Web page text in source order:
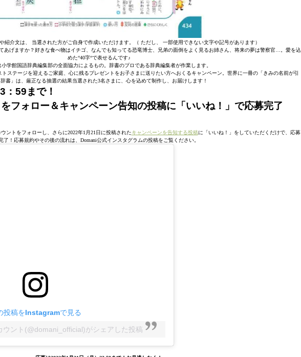
紹介文は、 当選された方がご自身で作成いただけます。（ ただし、 一部使用できない文字や記号があります）
あげますか？好きな食べ物はイチゴ、なんでも知ってる恐竜博士、兄弟の面倒をよく見るお姉さん、将来の夢は警察官…。愛を込
めた“40字“で表せるんです♪
小学館国語辞典編集部の全面協力によるもの。辞書のプロである辞典編集者が作業します。
ステージを迎えるご家庭、心に残るプレゼントをお子さまに送りたい方へおくるキャンペーン。世界に一冊の「きみの名前が引
書」は、厳正なる抽選の結果当選された3名さまに、心を込めて制作し、お届けします！
：59まで！
フォロー＆キャンペーン告知の投稿に「いいね！」で応募完了
ントをフォローし、さらに2022年1月21日に投稿されたキャンペーンを告知する投稿に「いいね！」をしていただくだけで、応募
了！応募規約やその後の流れは、Domani公式インスタグラムの投稿をご覧ください。
投稿をInstagramで見る
ウント(@domani_official)がシェアした投稿